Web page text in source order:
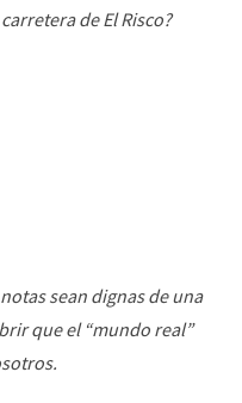
de El Risco?
sean dignas de una
que el “mundo real”